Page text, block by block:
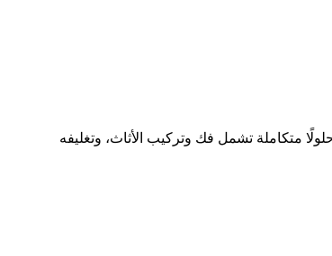
متكاملة تشمل فك وتركيب الأثاث، وتغليفه